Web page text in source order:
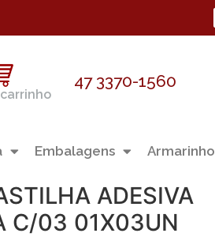
47 3370-1560
Embalagens Armarinho
ADESIVA
C/03 01X03UN